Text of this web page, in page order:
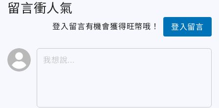
留言衝人氣
登入留言有機會獲得旺幣哦！ 登入留言